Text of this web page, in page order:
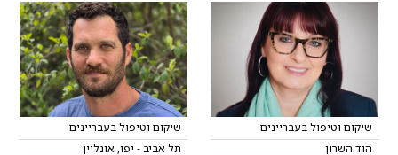
שיקום וטיפול בעבריינים
הוד השרון
שיקום וטיפול בעבריינים
תל אביב - יפו, אונליין